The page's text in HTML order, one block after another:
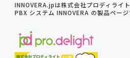
INNOVERA.jpは株式会社プロディライ
PBX システム INNOVERA の製品ページ